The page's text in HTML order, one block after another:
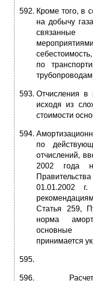
Кроме того, в
на добычу
по
Отчисления в
исходя из
стоимости
по
отчислений,
2002 года
01.01.2002
Статья 259,
норма
основные
принимается